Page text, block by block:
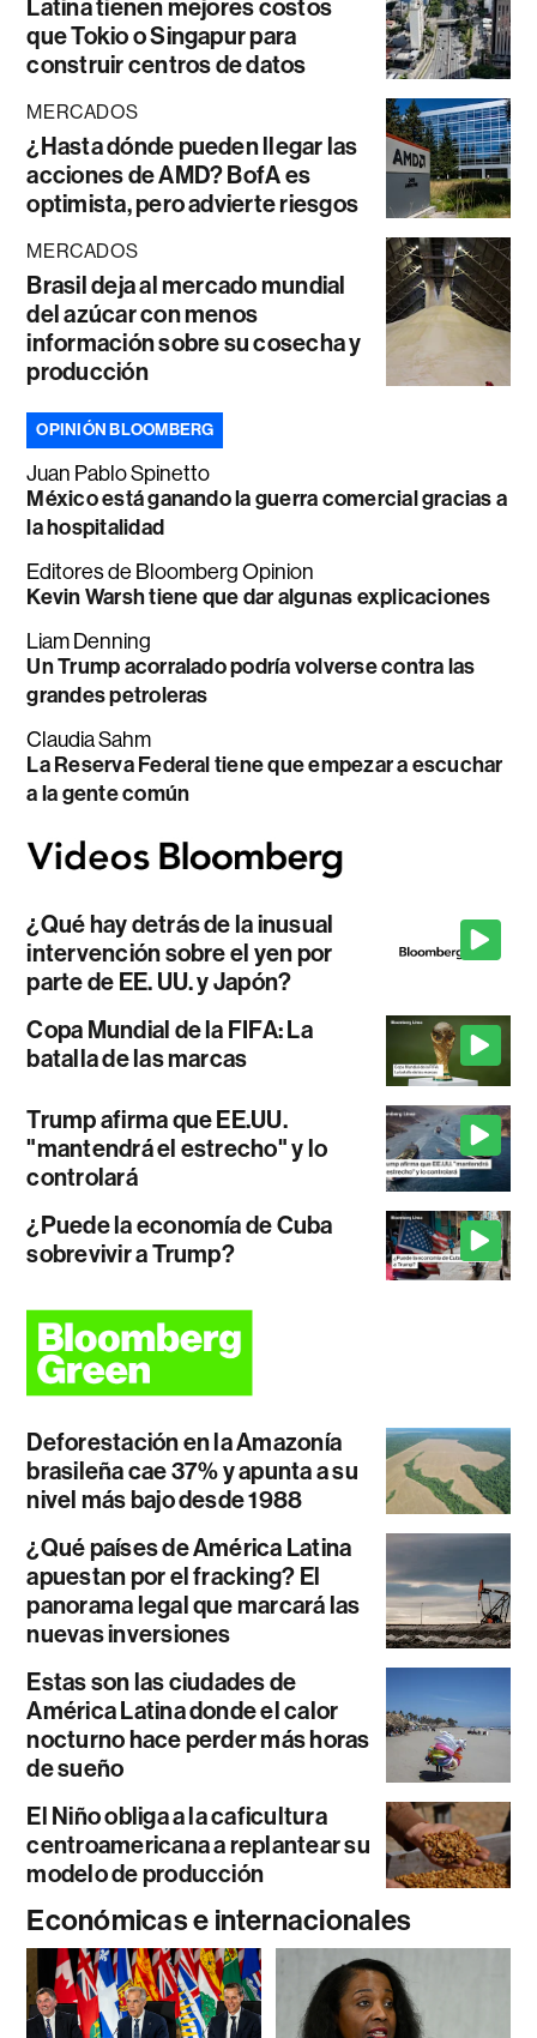
Latina tienen mejores costos
que Tokio o Singapur para
construir centros de datos
MERCADOS
¿Hasta dónde pueden llegar las
acciones de AMD? BofA es
optimista, pero advierte riesgos
MERCADOS
Brasil deja al mercado mundial
del azúcar con menos
información sobre su cosecha y
producción
OPINIÓN BLOOMBERG
Juan Pablo Spinetto
México está ganando la guerra comercial gracias a
la hospitalidad
Editores de Bloomberg Opinion
Kevin Warsh tiene que dar algunas explicaciones
Liam Denning
Un Trump acorralado podría volverse contra las
grandes petroleras
Claudia Sahm
La Reserva Federal tiene que empezar a escuchar
a la gente común
¿Qué hay detrás de la inusual
intervención sobre el yen por
parte de EE. UU. y Japón?
Copa Mundial de la FIFA: La
batalla de las marcas
Trump afirma que EE.UU.
"mantendrá el estrecho" y lo
controlará
¿Puede la economía de Cuba
sobrevivir a Trump?
Deforestación en la Amazonía
brasileña cae 37% y apunta a su
nivel más bajo desde 1988
¿Qué países de América Latina
apuestan por el fracking? El
panorama legal que marcará las
nuevas inversiones
Estas son las ciudades de
América Latina donde el calor
nocturno hace perder más horas
de sueño
El Niño obliga a la caficultura
centroamericana a replantear su
modelo de producción
Económicas e internacionales